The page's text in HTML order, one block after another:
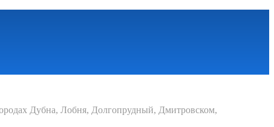
Дубна, Лобня, Долгопрудный, Дмитровском,